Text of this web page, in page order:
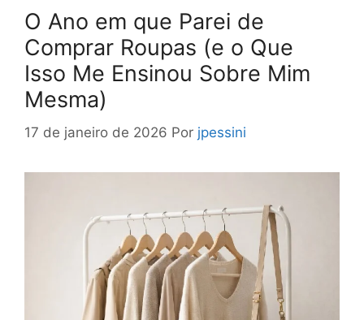
O Ano em que Parei de
Comprar Roupas (e o Que
Isso Me Ensinou Sobre Mim
Mesma)
17 de janeiro de 2026 Por jpessini